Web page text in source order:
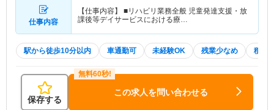
仕事内容
【仕事内容】 ■リハビリ業務全般 児童発達支援・放
課後等デイサービスにおける療…
駅から徒歩10分以内 車通勤可 未経験OK 残業少なめ 積極
保存する
この求人を問い合わせる